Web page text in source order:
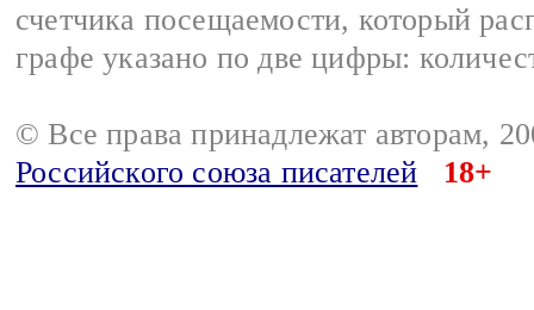
счетчика посещаемости, который
графе указано по две цифры:
© Все права принадлежат авторам,
Российского союза писателей
18+